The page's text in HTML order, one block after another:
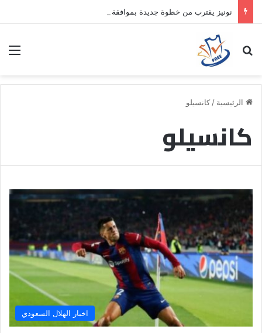
نونيز يقترب من خطوة جديدة بموافقة الهلال
بحث عن
الرئيسية / كانسيلو
كانسيلو
اخبار الهلال السعودي